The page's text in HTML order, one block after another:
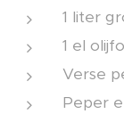
1 liter
1 el
Verse
Peper